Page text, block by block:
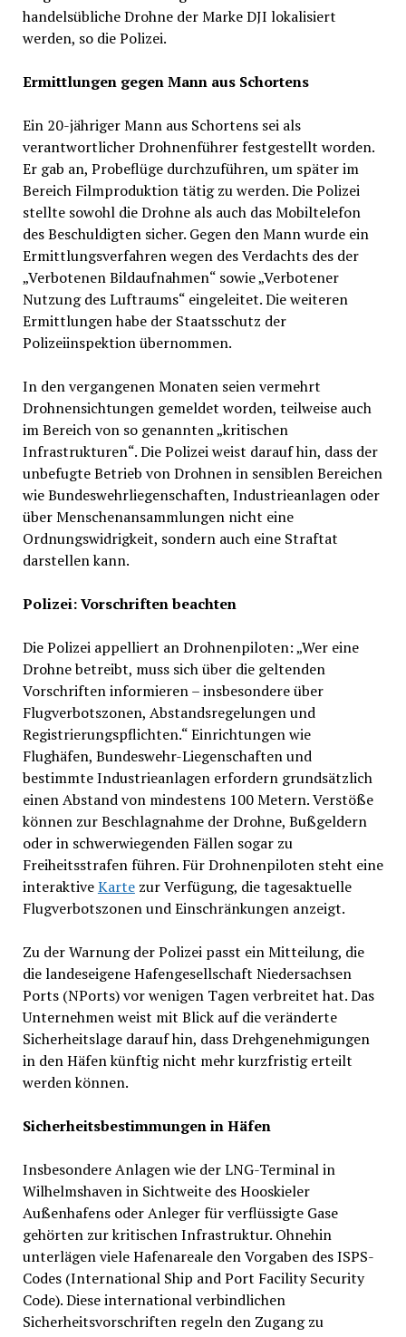
handelsübliche Drohne der Marke DJI lokalisiert
werden, so die Polizei.
Ermittlungen gegen Mann aus Schortens
Ein 20-jähriger Mann aus Schortens sei als
verantwortlicher Drohnenführer festgestellt worden.
Er gab an, Probeflüge durchzuführen, um später im
Bereich Filmproduktion tätig zu werden. Die Polizei
stellte sowohl die Drohne als auch das Mobiltelefon
des Beschuldigten sicher. Gegen den Mann wurde ein
Ermittlungsverfahren wegen des Verdachts des der
„Verbotenen Bildaufnahmen“ sowie „Verbotener
Nutzung des Luftraums“ eingeleitet. Die weiteren
Ermittlungen habe der Staatsschutz der
Polizeiinspektion übernommen.
In den vergangenen Monaten seien vermehrt
Drohnensichtungen gemeldet worden, teilweise auch
im Bereich von so genannten „kritischen
Infrastrukturen“. Die Polizei weist darauf hin, dass der
unbefugte Betrieb von Drohnen in sensiblen Bereichen
wie Bundeswehrliegenschaften, Industrieanlagen oder
über Menschenansammlungen nicht eine
Ordnungswidrigkeit, sondern auch eine Straftat
darstellen kann.
Polizei: Vorschriften beachten
Die Polizei appelliert an Drohnenpiloten: „Wer eine
Drohne betreibt, muss sich über die geltenden
Vorschriften informieren – insbesondere über
Flugverbotszonen, Abstandsregelungen und
Registrierungspflichten.“ Einrichtungen wie
Flughäfen, Bundeswehr-Liegenschaften und
bestimmte Industrieanlagen erfordern grundsätzlich
einen Abstand von mindestens 100 Metern. Verstöße
können zur Beschlagnahme der Drohne, Bußgeldern
oder in schwerwiegenden Fällen sogar zu
Freiheitsstrafen führen. Für Drohnenpiloten steht eine
interaktiveKartezur Verfügung, die tagesaktuelle
Flugverbotszonen und Einschränkungen anzeigt.
Zu der Warnung der Polizei passt ein Mitteilung, die
die landeseigene Hafengesellschaft Niedersachsen
Ports (NPorts) vor wenigen Tagen verbreitet hat. Das
Unternehmen weist mit Blick auf die veränderte
Sicherheitslage darauf hin, dass Drehgenehmigungen
in den Häfen künftig nicht mehr kurzfristig erteilt
werden können.
Sicherheitsbestimmungen in Häfen
Insbesondere Anlagen wie der LNG-Terminal in
Wilhelmshaven in Sichtweite des Hooskieler
Außenhafens oder Anleger für verflüssigte Gase
gehörten zur kritischen Infrastruktur. Ohnehin
unterlägen viele Hafenareale den Vorgaben des ISPS-
Codes (International Ship and Port Facility Security
Code). Diese international verbindlichen
Sicherheitsvorschriften regeln den Zugang zu